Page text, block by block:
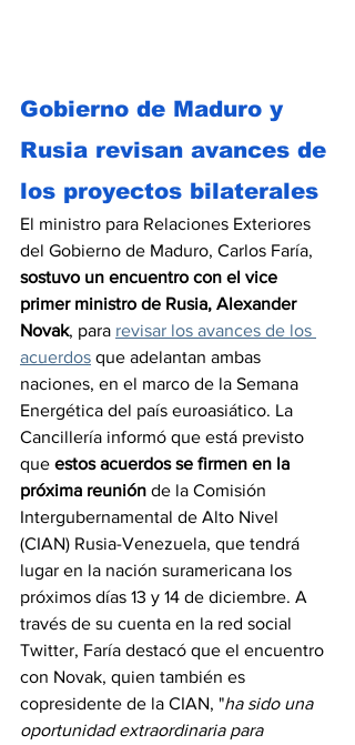
Gobierno de Maduro y
Rusia revisan avances de
los proyectos bilaterales
El ministro para Relaciones Exteriores
del Gobierno de Maduro, Carlos Faría,
sostuvo un encuentro con el vice
primer ministro de Rusia, Alexander
Novak, para revisar los avances de los
acuerdos que adelantan ambas
naciones, en el marco de la Semana
Energética del país euroasiático. La
Cancillería informó que está previsto
que estos acuerdos se firmen en la
próxima reunión de la Comisión
Intergubernamental de Alto Nivel
(CIAN) Rusia-Venezuela, que tendrá
lugar en la nación suramericana los
próximos días 13 y 14 de diciembre. A
través de su cuenta en la red social
Twitter, Faría destacó que el encuentro
con Novak, quien también es
copresidente de la CIAN, "ha sido una
oportunidad extraordinaria para